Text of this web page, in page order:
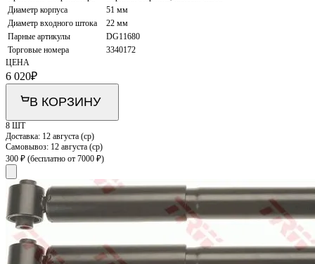
Диаметр корпуса
51 мм
Диаметр входного штока
22 мм
Парные артикулы
DG11680
Торговые номера
3340172
ЦЕНА
6 020₽
В КОРЗИНУ
8 ШТ
Доставка: 12 августа (ср)
Самовывоз: 12 августа (ср)
300 ₽ (бесплатно от 7000 ₽)